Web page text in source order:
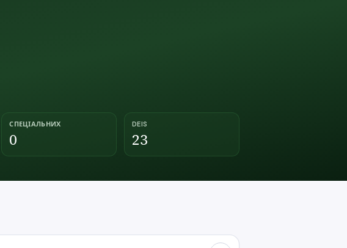
СПЕЦІАЛЬНИХ
0
DEIS
23